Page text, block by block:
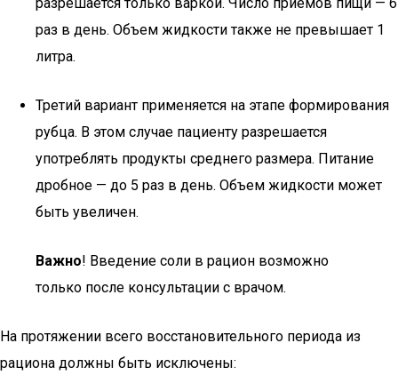
раз в день. Объем жидкости также не превышает 1
литра.
Третий вариант применяется на этапе формирования
рубца. В этом случае пациенту разрешается
употреблять продукты среднего размера. Питание
дробное — до 5 раз в день. Объем жидкости может
быть увеличен.
Важно! Введение соли в рацион возможно
только после консультации с врачом.
На протяжении всего восстановительного периода из
рациона должны быть исключены: